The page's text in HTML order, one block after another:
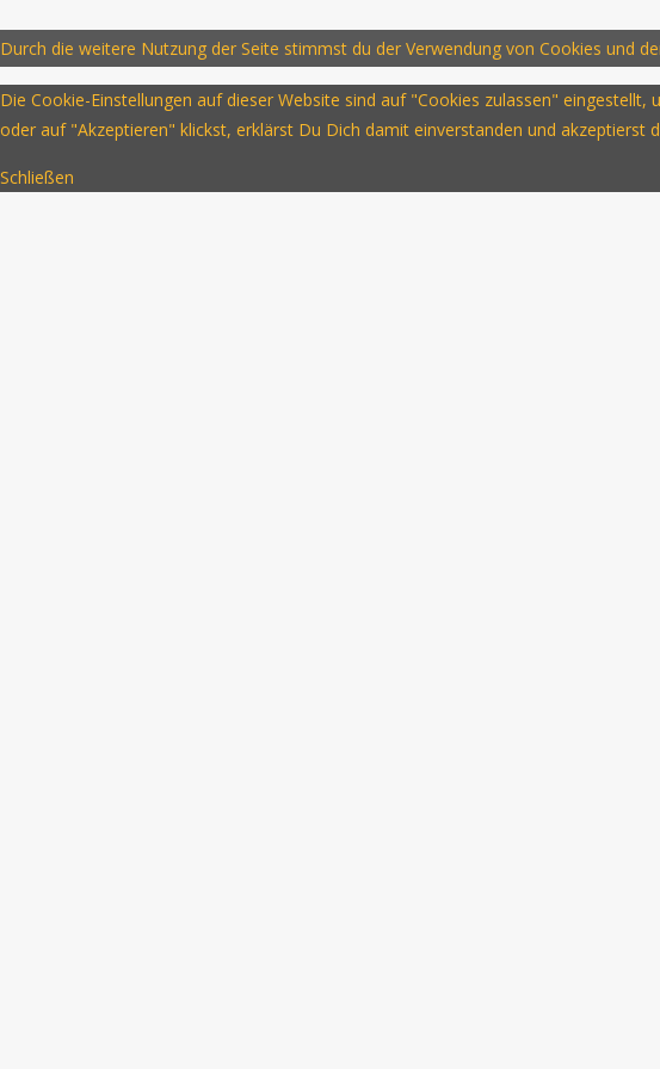
Durch die weitere Nutzung der Seite stimmst du der Verwendung von Cookies und
Die Cookie-Einstellungen auf dieser Website sind auf "Cookies zulassen"
oder auf "Akzeptieren" klickst, erklärst Du Dich damit einverstanden und akzeptierst
Schließen